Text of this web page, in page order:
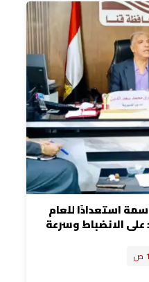
استعدادًا للعام
على الانضباط وسرعة